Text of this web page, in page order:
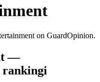
on GuardOpinion.
—
rankingi